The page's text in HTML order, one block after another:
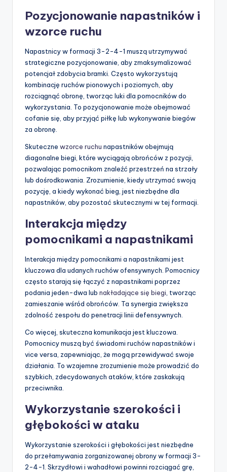
Pozycjonowanie napastników i
wzorce ruchu
Napastnicy w formacji 3-2-4-1 muszą utrzymywać
strategiczne pozycjonowanie, aby zmaksymalizować
potencjał zdobycia bramki. Często wykorzystują
kombinację ruchów pionowych i poziomych, aby
rozciągnąć obronę, tworząc luki dla pomocników do
wykorzystania. To pozycjonowanie może obejmować
cofanie się, aby przyjąć piłkę lub wykonywanie biegów
za obronę.
Skuteczne wzorce ruchu napastników obejmują
diagonalne biegi, które wyciągają obrońców z pozycji,
pozwalając pomocnikom znaleźć przestrzeń na strzały
lub dośrodkowania. Zrozumienie, kiedy utrzymać swoją
pozycję, a kiedy wykonać bieg, jest niezbędne dla
napastników, aby pozostać skutecznymi w tej formacji.
Interakcja między
pomocnikami a napastnikami
Interakcja między pomocnikami a napastnikami jest
kluczowa dla udanych ruchów ofensywnych. Pomocnicy
często starają się łączyć z napastnikami poprzez
podania jeden-dwa lub nakładające się biegi, tworząc
zamieszanie wśród obrońców. Ta synergia zwiększa
zdolność zespołu do penetracji linii defensywnych.
Co więcej, skuteczna komunikacja jest kluczowa.
Pomocnicy muszą być świadomi ruchów napastników i
vice versa, zapewniając, że mogą przewidywać swoje
działania. To wzajemne zrozumienie może prowadzić do
szybkich, zdecydowanych ataków, które zaskakują
przeciwnika.
Wykorzystanie szerokości i
głębokości w ataku
Wykorzystanie szerokości i głębokości jest niezbędne
do przełamywania zorganizowanej obrony w formacji 3-
2-4-1. Skrzydłowi i wahadłowi powinni rozciągać grę,